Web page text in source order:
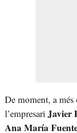
De moment, a
l’empresari Javier
Ana María